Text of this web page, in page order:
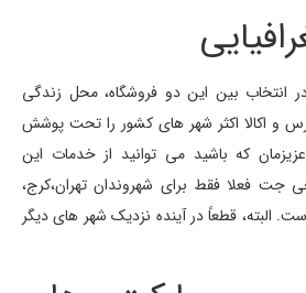
انتخاب بین این دو فروشگاه، محل زندگی
و اکالا اکثر شهر های کشور را تحت پوشش
که باشید می توانید از خدمات این
جت فعلا فقط برای شهروندان تهران،کرج،
البته، قطعاً در آینده نزدیک شهر های دیگر